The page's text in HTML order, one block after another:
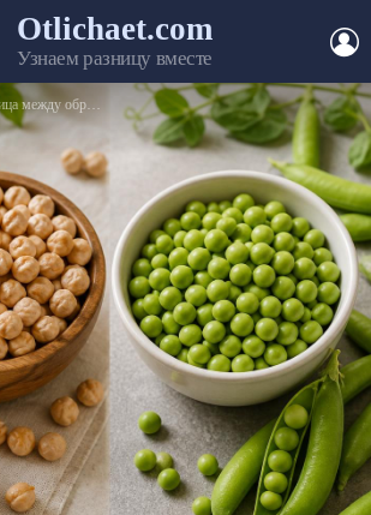
Otlichaet.com
Узнаем разницу вместе
образованием и образованностью